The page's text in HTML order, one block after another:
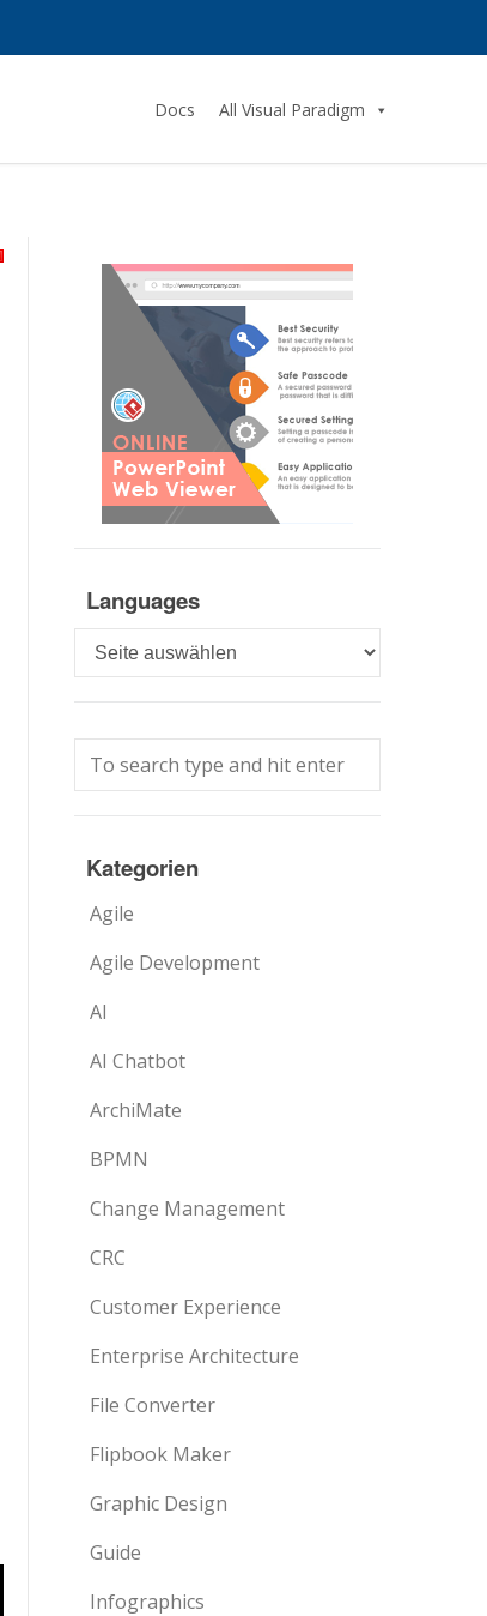
Docs All Visual Paradigm
Languages
Languages
Kategorien
Agile
Agile Development
AI
AI Chatbot
ArchiMate
BPMN
Change Management
CRC
Customer Experience
Enterprise Architecture
File Converter
Flipbook Maker
Graphic Design
Guide
Infographics